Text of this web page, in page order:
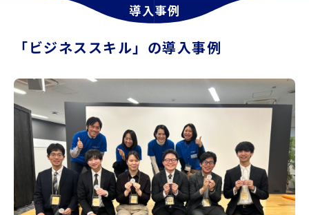
導入事例
「ビジネススキル」の導入事例